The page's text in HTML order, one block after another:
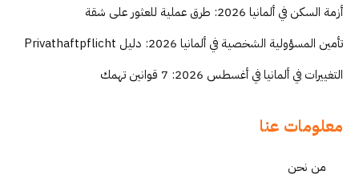
أزمة السكن في ألمانيا 2026: طرق عملية للعثور على شقة
تأمين المسؤولية الشخصية في ألمانيا 2026: دليل Privathaftpflicht
التغييرات في ألمانيا في أغسطس 2026: 7 قوانين تهمك
معلومات عنا
من نحن